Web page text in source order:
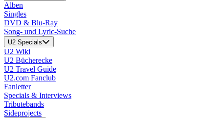
Alben
Singles
DVD & Blu-Ray
Song- und Lyric-Suche
U2 Specials
U2 Wiki
U2 Bücherecke
U2 Travel Guide
U2.com Fanclub
Fanletter
Specials & Interviews
Tributebands
Sideprojects